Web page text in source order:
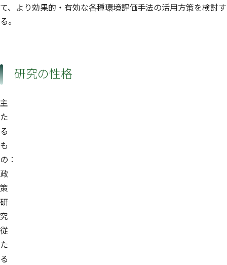
て、より効果的・有効な各種環境評価手法の活用方策を検討す
る。
研究の性格
主
た
る
も
の：
政
策
研
究
従
た
る